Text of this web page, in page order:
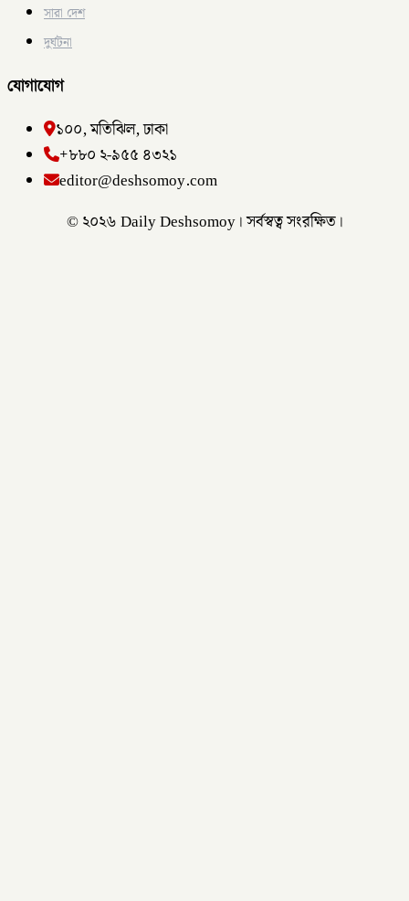
সারা দেশ
দুর্ঘটনা
যোগাযোগ
১০০, মতিঝিল, ঢাকা
+৮৮০ ২-৯৫৫ ৪৩২১
editor@deshsomoy.com
© ২০২৬ Daily Deshsomoy। সর্বস্বত্ব সংরক্ষিত।